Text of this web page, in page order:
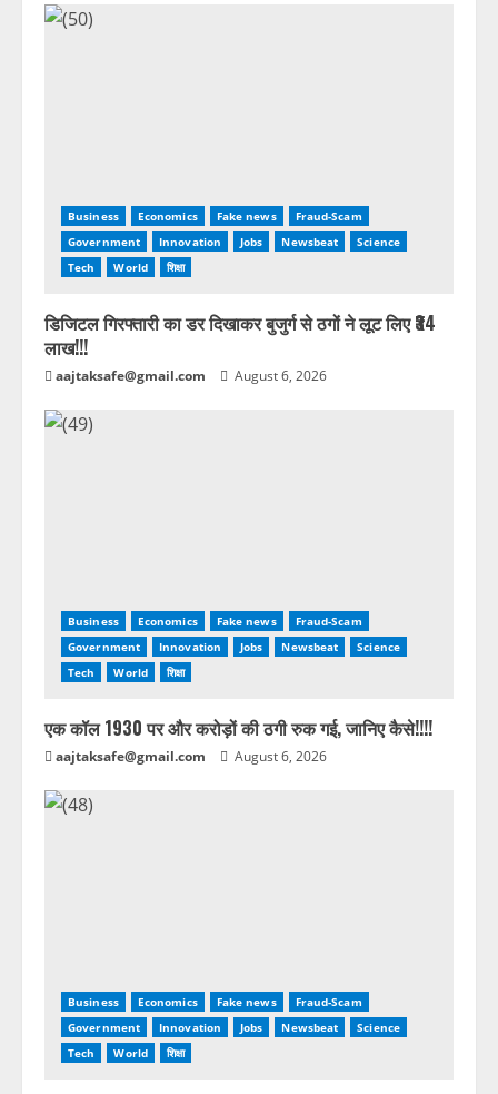
Business Economics Fake news
Fraud-Scam
Government
Innovation Jobs Newsbeat
Science
Tech
World शिक्षा
डिजिटल गिरफ्तारी का डर दिखाकर बुजुर्ग से ठगों ने लूट लिए ₹34
लाख!!!
aajtaksafe@gmail.com August 6, 2026
Business Economics Fake news
Fraud-Scam
Government
Innovation Jobs Newsbeat
Science
Tech
World शिक्षा
एक कॉल 1930 पर और करोड़ों की ठगी रुक गई, जानिए कैसे!!!!
aajtaksafe@gmail.com August 6, 2026
Business Economics Fake news
Fraud-Scam
Government
Innovation Jobs Newsbeat
Science
Tech
World शिक्षा